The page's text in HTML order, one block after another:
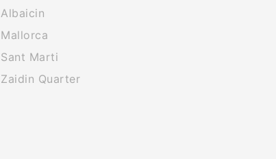
Albaicin
Mallorca
Sant Marti
Zaidin Quarter